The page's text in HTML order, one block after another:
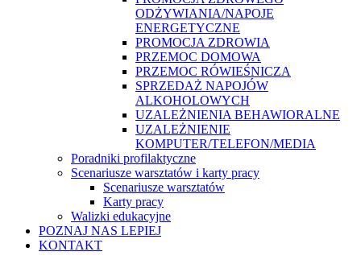
ODŻYWIANIA/NAPOJE
ENERGETYCZNE
PROMOCJA ZDROWIA
PRZEMOC DOMOWA
PRZEMOC RÓWIEŚNICZA
SPRZEDAŻ NAPOJÓW
ALKOHOLOWYCH
UZALEŻNIENIA BEHAWIORALNE
UZALEŻNIENIE
KOMPUTER/TELEFON/MEDIA
Poradniki profilaktyczne
Scenariusze warsztatów i karty pracy
Scenariusze warsztatów
Karty pracy
Walizki edukacyjne
POZNAJ NAS LEPIEJ
KONTAKT